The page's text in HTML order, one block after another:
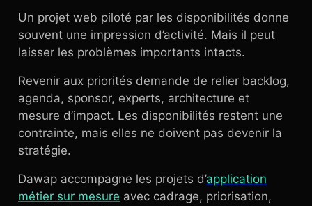
Un projet web piloté par les disponibilités donne
souvent une impression d’activité. Mais il peut
laisser les problèmes importants intacts.
Revenir aux priorités demande de relier backlog,
agenda, sponsor, experts, architecture et
mesure d’impact. Les disponibilités restent une
contrainte, mais elles ne doivent pas devenir la
stratégie.
Dawap accompagne les projets d’application
métier sur mesure avec cadrage, priorisation,